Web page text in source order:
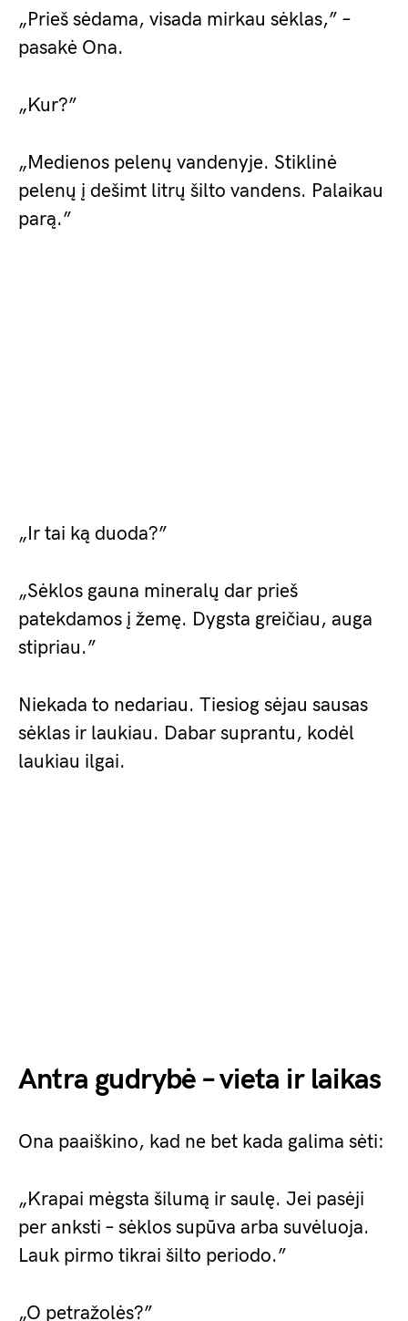
„Prieš sėdama, visada mirkau sėklas,” –
pasakė Ona.
„Kur?”
„Medienos pelenų vandenyje. Stiklinė
pelenų į dešimt litrų šilto vandens. Palaikau
parą.”
„Ir tai ką duoda?”
„Sėklos gauna mineralų dar prieš
patekdamos į žemę. Dygsta greičiau, auga
stipriau.”
Niekada to nedariau. Tiesiog sėjau sausas
sėklas ir laukiau. Dabar suprantu, kodėl
laukiau ilgai.
Antra gudrybė – vieta ir laikas
Ona paaiškino, kad ne bet kada galima sėti:
„Krapai mėgsta šilumą ir saulę. Jei pasėji
per anksti – sėklos supūva arba suvėluoja.
Lauk pirmo tikrai šilto periodo.”
„O petražolės?”